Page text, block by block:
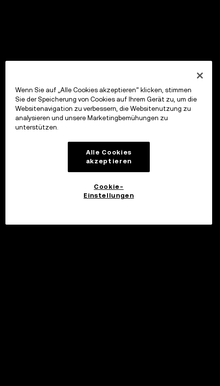
Wenn Sie auf „Alle Cookies akzeptieren“ klicken, stimmen
Sie der Speicherung von Cookies auf Ihrem Gerät zu, um die
Websitenavigation zu verbessern, die Websitenutzung zu
analysieren und unsere Marketingbemühungen zu
unterstützen.
Alle Cookies
akzeptieren
Cookie-
Einstellungen